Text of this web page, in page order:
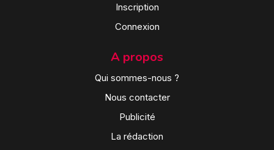
Inscription
Connexion
A propos
Qui sommes-nous ?
Nous contacter
Publicité
La rédaction